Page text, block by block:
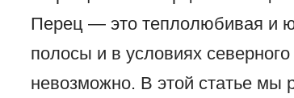
Перец — это теплолюбивая и
полосы и в условиях
невозможно. В этой статье мы